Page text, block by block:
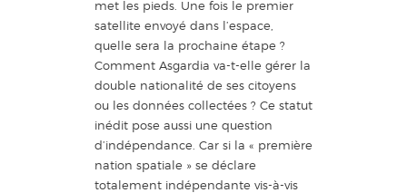
met les pieds. Une fois le premier
satellite envoyé dans l’espace,
quelle sera la prochaine étape ?
Comment Asgardia va-t-elle gérer la
double nationalité de ses citoyens
ou les données collectées ? Ce statut
inédit pose aussi une question
d’indépendance. Car si la « première
nation spatiale » se déclare
totalement indépendante vis-à-vis